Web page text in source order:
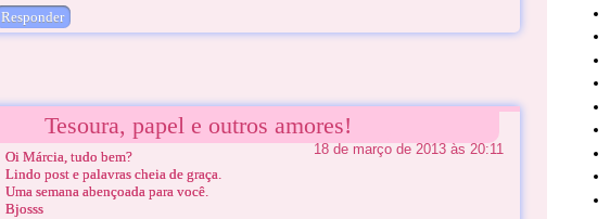
Responder
Tesoura, papel e outros amores!
18 de março de 2013 às 20:11
Oi Márcia, tudo bem?
Lindo post e palavras cheia de graça.
Uma semana abençoada para você.
Bjosss